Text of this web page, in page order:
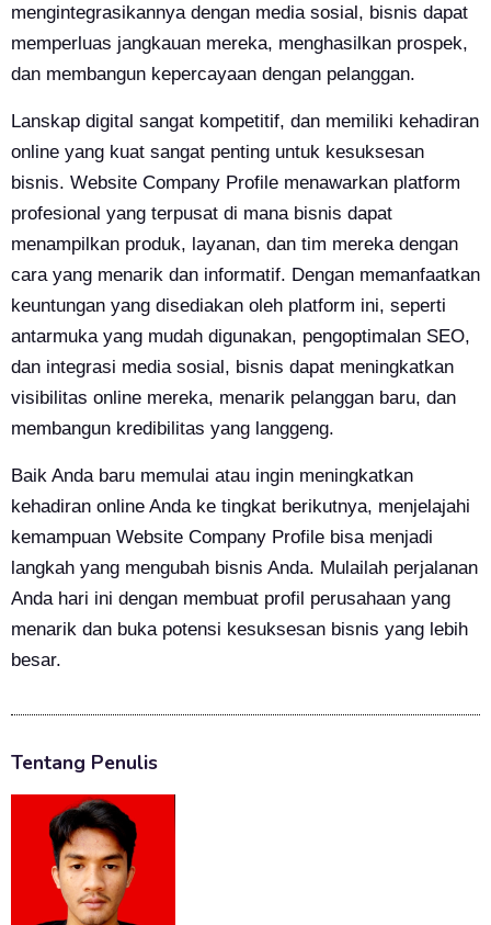
mengintegrasikannya dengan media sosial, bisnis dapat
memperluas jangkauan mereka, menghasilkan prospek,
dan membangun kepercayaan dengan pelanggan.
Lanskap digital sangat kompetitif, dan memiliki kehadiran
online yang kuat sangat penting untuk kesuksesan
bisnis. Website Company Profile menawarkan platform
profesional yang terpusat di mana bisnis dapat
menampilkan produk, layanan, dan tim mereka dengan
cara yang menarik dan informatif. Dengan memanfaatkan
keuntungan yang disediakan oleh platform ini, seperti
antarmuka yang mudah digunakan, pengoptimalan SEO,
dan integrasi media sosial, bisnis dapat meningkatkan
visibilitas online mereka, menarik pelanggan baru, dan
membangun kredibilitas yang langgeng.
Baik Anda baru memulai atau ingin meningkatkan
kehadiran online Anda ke tingkat berikutnya, menjelajahi
kemampuan Website Company Profile bisa menjadi
langkah yang mengubah bisnis Anda. Mulailah perjalanan
Anda hari ini dengan membuat profil perusahaan yang
menarik dan buka potensi kesuksesan bisnis yang lebih
besar.
Tentang Penulis